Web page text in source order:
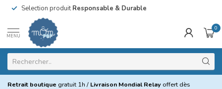
Selection produitResponsable & Durable
MENU
0
Retrait boutique gratuit 1h / Livraison Mondial Relay offert dès